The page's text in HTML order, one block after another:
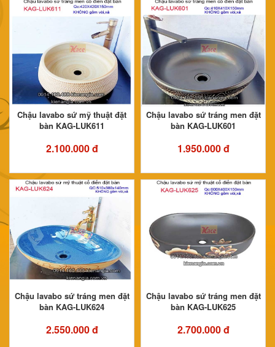
Chậu lavabo sứ mỹ thuật đặt
bàn KAG-LUK611
2.100.000 đ
Chậu lavabo sứ tráng men đặt
bàn KAG-LUK601
1.950.000 đ
Chậu lavabo sứ tráng men đặt
bàn KAG-LUK624
2.550.000 đ
Chậu lavabo sứ tráng men đặt
bàn KAG-LUK625
2.700.000 đ